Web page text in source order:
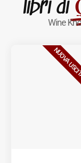
libri di
Wine
NUOVA